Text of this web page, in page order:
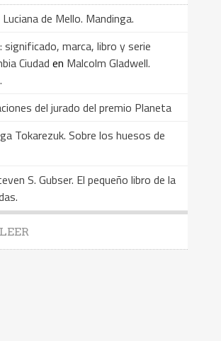
Luciana de Mello. Mandinga.
significado, marca, libro y serie
Ciudad en Malcolm Gladwell.
del jurado del premio Planeta
Tokarezuk. Sobre los huesos de
S. Gubser. El pequeño libro de la